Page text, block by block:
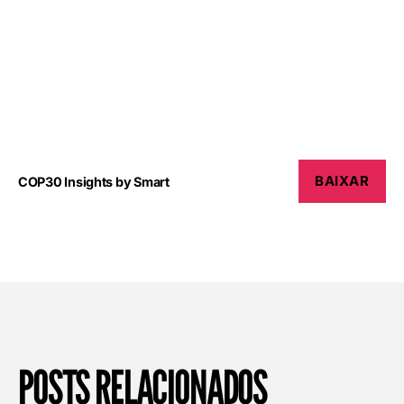
COP30 Insights by Smart BAIXAR
POSTS RELACIONADOS